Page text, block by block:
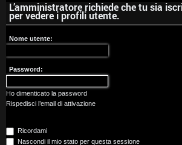
r
g
o
m
e
t
L’amministratore richiede che tu sia
per vedere i profili utente.
Nome utente:
Password:
Ho dimenticato la password
Rispedisci l’email di attivazione
Ricordami
Nascondi il mio stato per questa sessione